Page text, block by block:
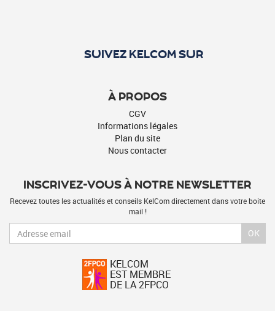
SUIVEZ KELCOM SUR
À PROPOS
CGV
Informations légales
Plan du site
Nous contacter
INSCRIVEZ-VOUS À NOTRE NEWSLETTER
Recevez toutes les actualités et conseils KelCom directement dans votre boite
mail !
OK
KELCOM
EST MEMBRE
DE LA 2FPCO